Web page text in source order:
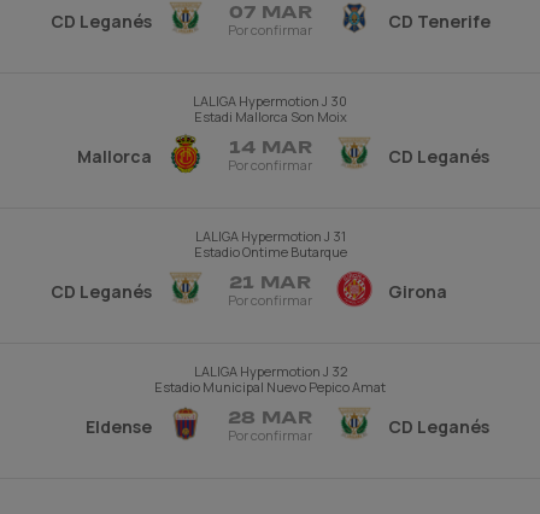
CD Leganés 07 MAR
Por confirmar CD Tenerife
LALIGA Hypermotion J 30
Estadi Mallorca Son Moix
Mallorca 14 MAR
Por confirmar CD Leganés
LALIGA Hypermotion J 31
Estadio Ontime Butarque
CD Leganés 21 MAR
Por confirmar Girona
LALIGA Hypermotion J 32
Estadio Municipal Nuevo Pepico Amat
Eldense 28 MAR
Por confirmar CD Leganés